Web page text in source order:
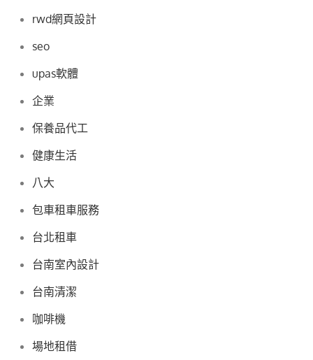
rwd網頁設計
seo
upas軟體
企業
保養品代工
健康生活
八大
包車租車服務
台北租車
台南室內設計
台南清潔
咖啡機
場地租借